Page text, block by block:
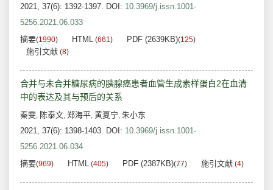
2021, 37(6): 1392-1397. DOI: 10.3969/j.issn.1001-
5256.2021.06.033
摘要(1990) HTML (661) PDF (2639KB)(125)
施引文献 (8)
合并与未合并糖尿病的胰腺癌患者血管生成素样蛋白2在血清
中的表达及其与预后的关系
秦雯, 陈泰文, 郑海平, 黄夏宁, 朱小东
2021, 37(6): 1398-1403. DOI: 10.3969/j.issn.1001-
5256.2021.06.034
摘要(969) HTML (405) PDF (2387KB)(77) 施引文献 (4)